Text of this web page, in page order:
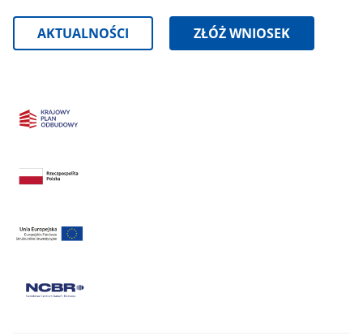
AKTUALNOŚCI ZŁÓŻ WNIOSEK